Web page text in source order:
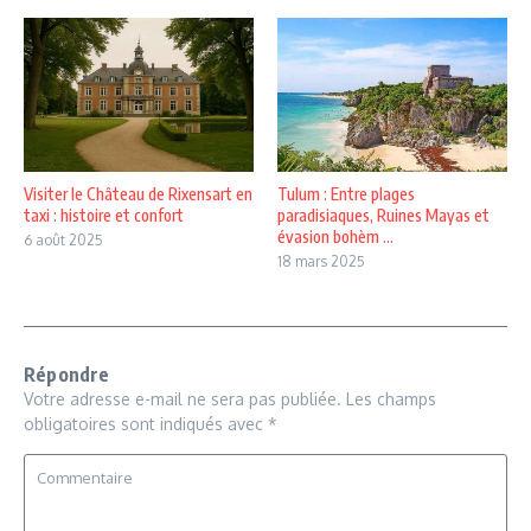
Visiter le Château de Rixensart en
taxi : histoire et confort
6 août 2025
Tulum : Entre plages
paradisiaques, Ruines Mayas et
évasion bohèm ...
18 mars 2025
Répondre
Votre adresse e-mail ne sera pas publiée. Les champs
obligatoires sont indiqués avec *